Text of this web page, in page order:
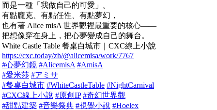
而是一種「我做自己的可愛」。
有點龐克、有點任性、有點夢幻，
也有著 Alice misA 世界觀裡最重要的核心——
把想像穿在身上，把心夢變成自己的舞台。
White Castle Table 餐桌白城市｜CXC線上小說
https://cxc.today/zh/@alicemisa/work/7767
#心夢幻鏡 #AlicemisA #AmisA
#愛米莎 #アミサ
#餐桌白城市 #WhiteCastleTable #NightCarnival
#CXC線上小說 #原創IP #奇幻世界觀
#甜點建築 #音樂祭典 #視覺小說 #Hoelex